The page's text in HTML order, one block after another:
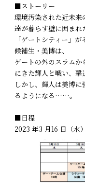
■ストーリー
環境汚染された近未来
達が暮らす壁に囲まれ
「ゲートシティー」
候補生・美博は、
ゲートの外のスラム
にきた輝人と戦い、撃
しかし、輝人は美博
るようになる……。
■日程
2023 年3 月16 日（水